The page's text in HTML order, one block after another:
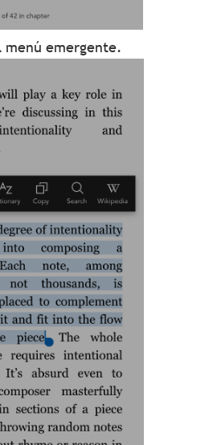
menú emergente.